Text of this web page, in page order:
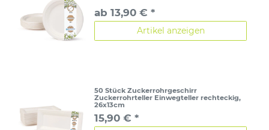
ab 13,90 € *
Artikel anzeigen
50 Stück Zuckerrohrgeschirr
Zuckerrohrteller Einwegteller rechteckig,
26x13cm
15,90 € *